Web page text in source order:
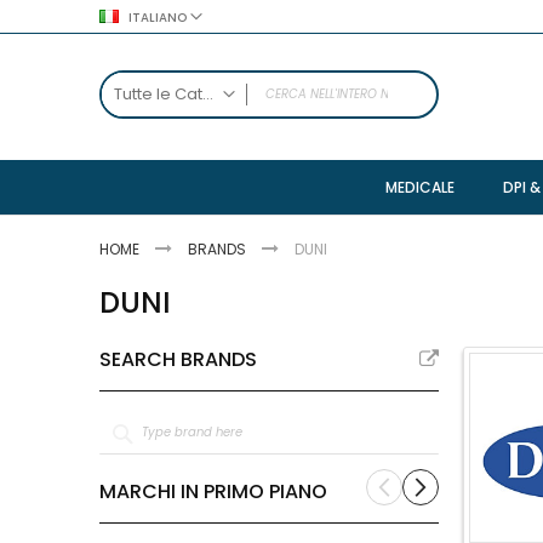
ITALIANO
al
Tutte le Categorie
Accessori
Spedizione
Regalo
Industriali
Copertura
Igiene
Accessori
SEARCH
MEDICALE DPI
HOME BRANDS DUNI
DUNI
SEARCH BRANDS
MARCHI IN PRIMO PIANO